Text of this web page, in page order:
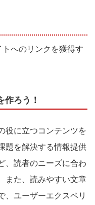
へのリンクを獲得す
ろう！
役に立つコンテンツを
題を解決する情報提供
、読者のニーズに合わ
また、読みやすい文章
、ユーザーエクスペリ